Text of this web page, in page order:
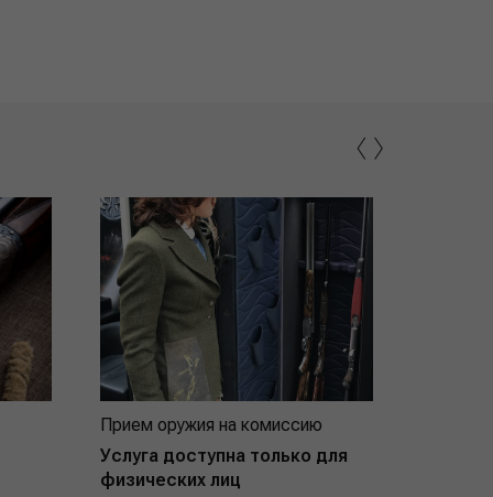
Прием оружия на комиссию
Услуга доступна только для
физических лиц
‹›